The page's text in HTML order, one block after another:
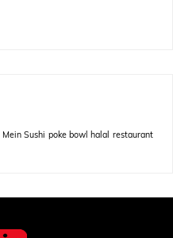
Mein Sushi poke bowl halal
restaurant